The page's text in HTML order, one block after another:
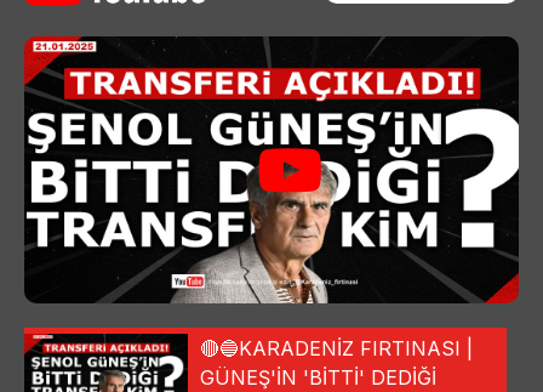
🔴🔵KARADENİZ FIRTINASI |
GÜNEŞ'İN 'BİTTİ' DEDİĞİ